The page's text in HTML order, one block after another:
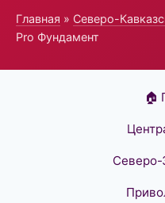
Главная » Северо-
Pro Фундамент
🏠